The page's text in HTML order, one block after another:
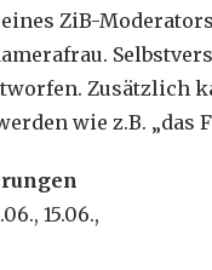
ZiB-
Zusätzlich
wie z.B. „das
15.06.,